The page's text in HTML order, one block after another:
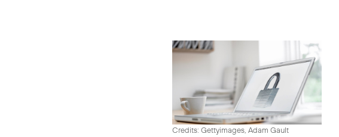
Credits: Gettyimages, Adam Gault